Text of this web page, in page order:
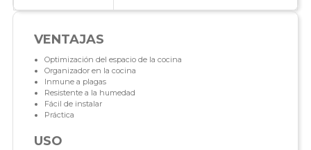
VENTAJAS
Optimización del espacio de la cocina
Organizador en la cocina
Inmune a plagas
Resistente a la humedad
Fácil de instalar
Práctica
USO